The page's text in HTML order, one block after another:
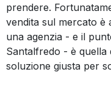
prendere.
vendita sul mercato è
una agenzia - e il
Santalfredo - è quella
soluzione giusta per